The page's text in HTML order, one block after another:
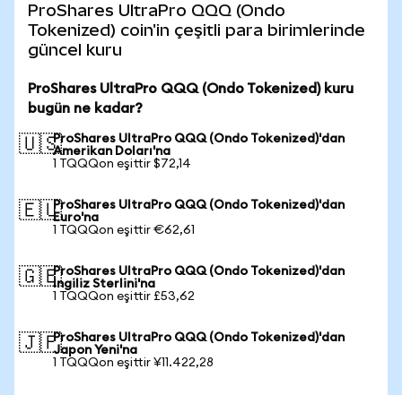
ProShares UltraPro QQQ (Ondo
Tokenized) coin'in çeşitli para birimlerinde
güncel kuru
ProShares UltraPro QQQ (Ondo Tokenized) kuru
bugün ne kadar?
🇺🇸ProShares UltraPro QQQ (Ondo Tokenized)'dan
Amerikan Doları'na
1 TQQQon eşittir $72,14
🇪🇺ProShares UltraPro QQQ (Ondo Tokenized)'dan
Euro'na
1 TQQQon eşittir €62,61
🇬🇧ProShares UltraPro QQQ (Ondo Tokenized)'dan
İngiliz Sterlini'na
1 TQQQon eşittir £53,62
🇯🇵ProShares UltraPro QQQ (Ondo Tokenized)'dan
Japon Yeni'na
1 TQQQon eşittir ¥11.422,28